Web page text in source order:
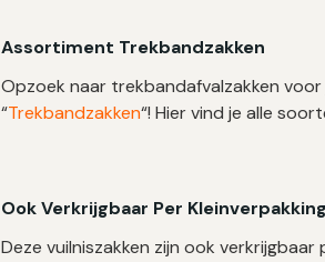
Assortiment Trekbandzakken
Opzoek naar trekbandafvalzakken
“Trekbandzakken“! Hier vind je alle
Ook Verkrijgbaar Per
Deze vuilniszakken zijn ook verkrijgbaar